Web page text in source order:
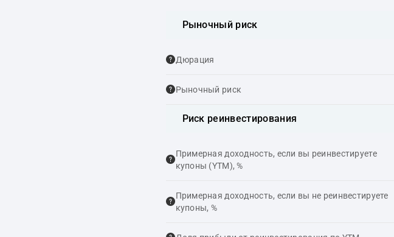
Рыночный риск
Дюрация
Рыночный риск
Риск реинвестирования
Примерная доходность, если вы реинвестируете
купоны (YTM), %
Примерная доходность, если вы не реинвестируете
купоны, %